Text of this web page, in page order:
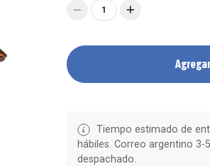
1
Tiempo estimado de
hábiles. Correo argentino 3-
despachado.